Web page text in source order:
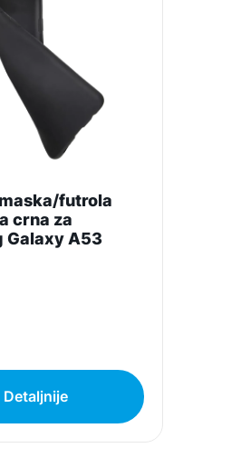
ali ne može da
futrola
crna za
Galaxy A53
Detaljnije